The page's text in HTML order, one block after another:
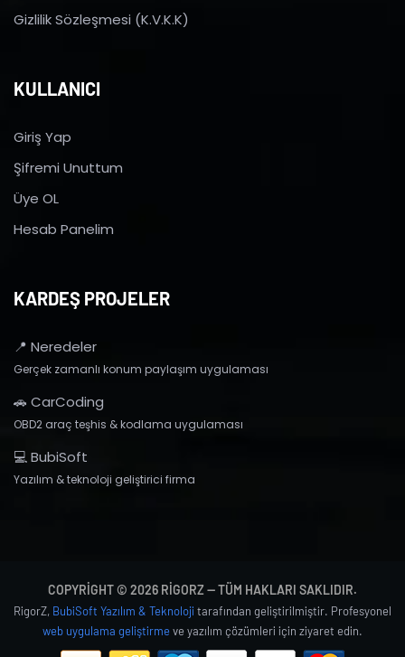
Gizlilik Sözleşmesi (K.V.K.K)
KULLANICI
Giriş Yap
Şifremi Unuttum
Üye OL
Hesab Panelim
KARDEŞ PROJELER
📍 Neredeler
Gerçek zamanlı konum paylaşım uygulaması
🚗 CarCoding
OBD2 araç teşhis & kodlama uygulaması
💻 BubiSoft
Yazılım & teknoloji geliştirici firma
COPYRIGHT © 2026 RIGORZ — TÜM HAKLARI SAKLIDIR.
RigorZ, BubiSoft Yazılım & Teknoloji tarafından geliştirilmiştir. Profesyonel
web uygulama geliştirmeve yazılım çözümleri için ziyaret edin.